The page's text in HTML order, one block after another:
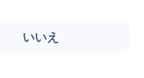
いいえ